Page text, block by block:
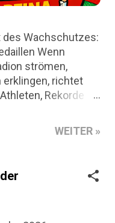
des Wachschutzes:
Wenn
strömen,
erklingen, richtet
Rekorde
lange vor
Spiele
logistisches
und
WEITER »